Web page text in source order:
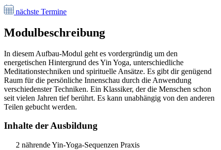
nächste Termine
Modulbeschreibung
In diesem Aufbau-Modul geht es vordergründig um den
energetischen Hintergrund des Yin Yoga, unterschiedliche
Meditationstechniken und spirituelle Ansätze. Es gibt dir genügend
Raum für die persönliche Innenschau durch die Anwendung
verschiedenster Techniken. Ein Klassiker, der die Menschen schon
seit vielen Jahren tief berührt. Es kann unabhängig von den anderen
Teilen gebucht werden.
Inhalte der Ausbildung
2 nährende Yin-Yoga-Sequenzen Praxis